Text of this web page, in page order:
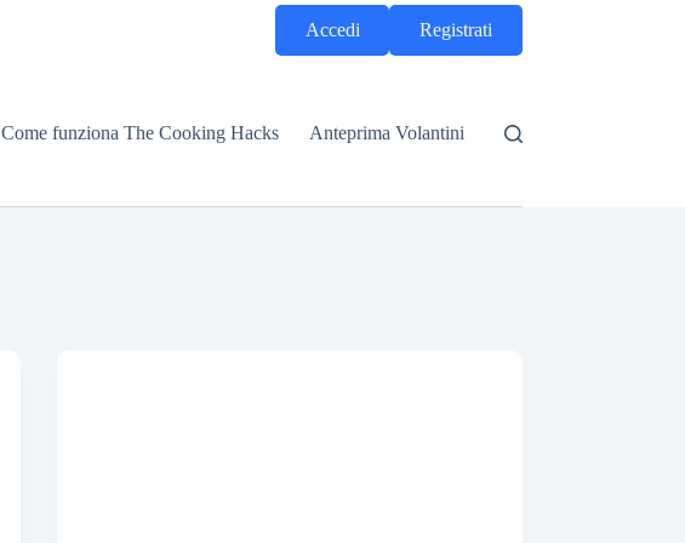
Accedi Registrati
Come funziona The Cooking Hacks Anteprima Volantini